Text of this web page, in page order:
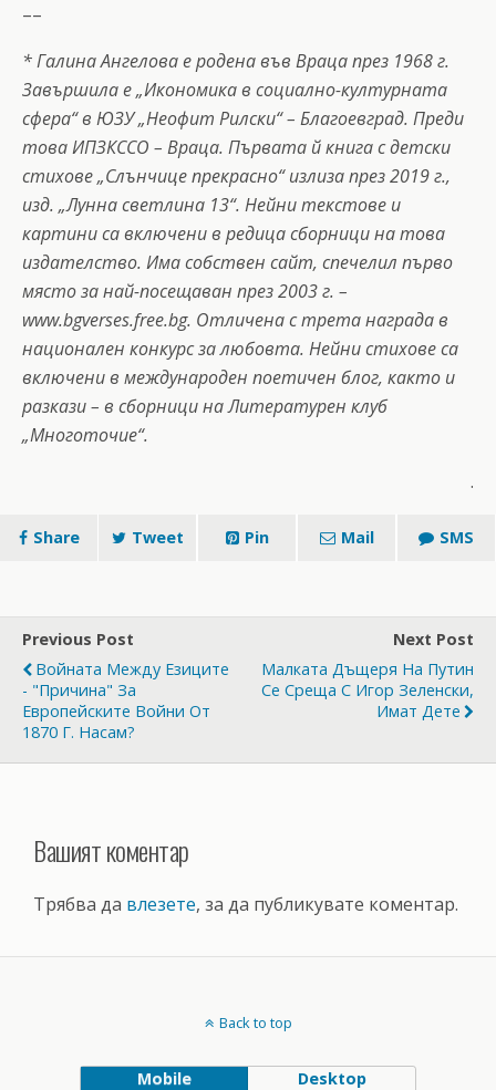
––
* Галина Ангелова е родена във Враца през 1968 г.
Завършила е „Икономика в социално-културната
сфера“ в ЮЗУ „Неофит Рилски“ – Благоевград. Преди
това ИПЗКССО – Враца. Първата й книга с детски
стихове „Слънчице прекрасно“ излиза през 2019 г.,
изд. „Лунна светлина 13“. Нейни текстове и
картини са включени в редица сборници на това
издателство. Има собствен сайт, спечелил първо
място за най-посещаван през 2003 г. –
www.bgverses.free.bg. Отличена с трета награда в
национален конкурс за любовта. Нейни стихове са
включени в международен поетичен блог, както и
разкази – в сборници на Литературен клуб
„Многоточие“.
.
Share Tweet Pin Mail SMS
Previous Post
Войната Между Езиците
- "причина" За
Европейските Войни От
1870 Г. Насам?
Next Post
Малката Дъщеря На Путин
Се Среща С Игор Зеленски,
Имат Дете
Вашият коментар
Трябва да влезете, за да публикувате коментар.
Back to top
Mobile Desktop